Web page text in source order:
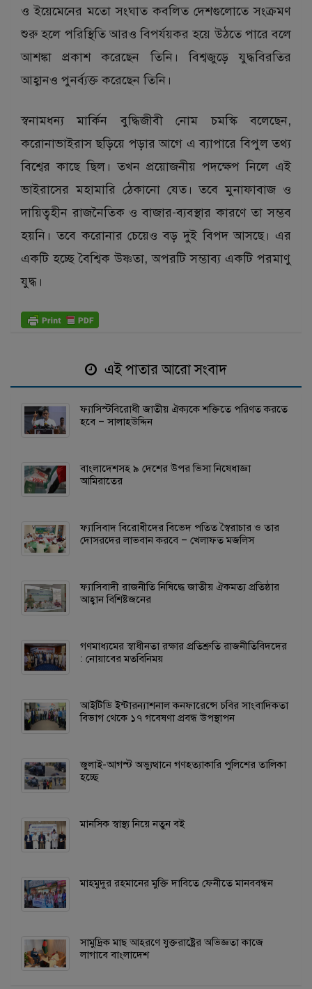
ও ইয়েমেনের মতো সংঘাত কবলিত দেশগুলোতে সংক্রমণ
শুরু হলে পরিস্থিতি আরও বিপর্যয়কর হয়ে উঠতে পারে বলে
আশঙ্কা প্রকাশ করেছেন তিনি। বিশ্বজুড়ে যুদ্ধবিরতির
আহ্বানও পুনর্ব্যক্ত করেছেন তিনি।
স্বনামধন্য মার্কিন বুদ্ধিজীবী নোম চমস্কি বলেছেন,
করোনাভাইরাস ছড়িয়ে পড়ার আগে এ ব্যাপারে বিপুল তথ্য
বিশ্বের কাছে ছিল। তখন প্রয়োজনীয় পদক্ষেপ নিলে এই
ভাইরাসের মহামারি ঠেকানো যেত। তবে মুনাফাবাজ ও
দায়িত্বহীন রাজনৈতিক ও বাজার-ব্যবস্থার কারণে তা সম্ভব
হয়নি। তবে করোনার চেয়েও বড় দুই বিপদ আসছে। এর
একটি হচ্ছে বৈশ্বিক উষ্ণতা, অপরটি সম্ভাব্য একটি পরমাণু
যুদ্ধ।
এই পাতার আরো সংবাদ
ফ্যাসিস্টবিরোধী জাতীয় ঐক্যকে শক্তিতে পরিণত করতে
হবে – সালাহউদ্দিন
বাংলাদেশসহ ৯ দেশের উপর ভিসা নিষেধাজ্ঞা
আমিরাতের
ফ্যাসিবাদ বিরোধীদের বিভেদ পতিত স্বৈরাচার ও তার
দোসরদের লাভবান করবে – খেলাফত মজলিস
ফ্যাসিবাদী রাজনীতি নিষিদ্ধে জাতীয় ঐকমত্য প্রতিষ্ঠার
আহ্বান বিশিষ্টজনের
গণমাধ্যমের স্বাধীনতা রক্ষার প্রতিশ্রুতি রাজনীতিবিদদের
: নোয়াবের মতবিনিময়
আইটিডি ইন্টারন্যাশনাল কনফারেন্সে চবির সাংবাদিকতা
বিভাগ থেকে ১৭ গবেষণা প্রবন্ধ উপস্থাপন
জুলাই-আগস্ট অভ্যুত্থানে গণহত্যাকারি পুলিশের তালিকা
হচ্ছে
মানসিক স্বাস্থ্য নিয়ে নতুন বই
মাহমুদুর রহমানের মুক্তি দাবিতে ফেনীতে মানববন্ধন
সামুদ্রিক মাছ আহরণে যুক্তরাষ্ট্রের অভিজ্ঞতা কাজে
লাগাবে বাংলাদেশ